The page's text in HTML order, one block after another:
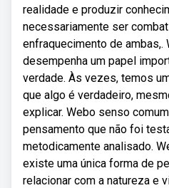
realidade e produzir
necessariamente ser
enfraquecimento de ambas,.
desempenha um papel
verdade. Às vezes, temos
que algo é verdadeiro,
explicar. Webo senso
pensamento que não foi
metodicamente analisado.
existe uma única forma de
relacionar com a natureza e